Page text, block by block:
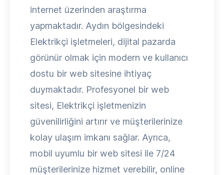
internet üzerinden araştırma
yapmaktadır. Aydın bölgesindeki
Elektrikçi işletmeleri, dijital pazarda
görünür olmak için modern ve kullanıcı
dostu bir web sitesine ihtiyaç
duymaktadır. Profesyonel bir web
sitesi, Elektrikçi işletmenizin
güvenilirliğini artırır ve müşterilerinize
kolay ulaşım imkanı sağlar. Ayrıca,
mobil uyumlu bir web sitesi ile 7/24
müşterilerinize hizmet verebilir, online